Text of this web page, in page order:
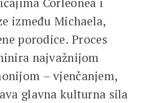
između Michaela,
porodice. Proces
najvažnijom
– vjenčanjem,
glavna kulturna sila